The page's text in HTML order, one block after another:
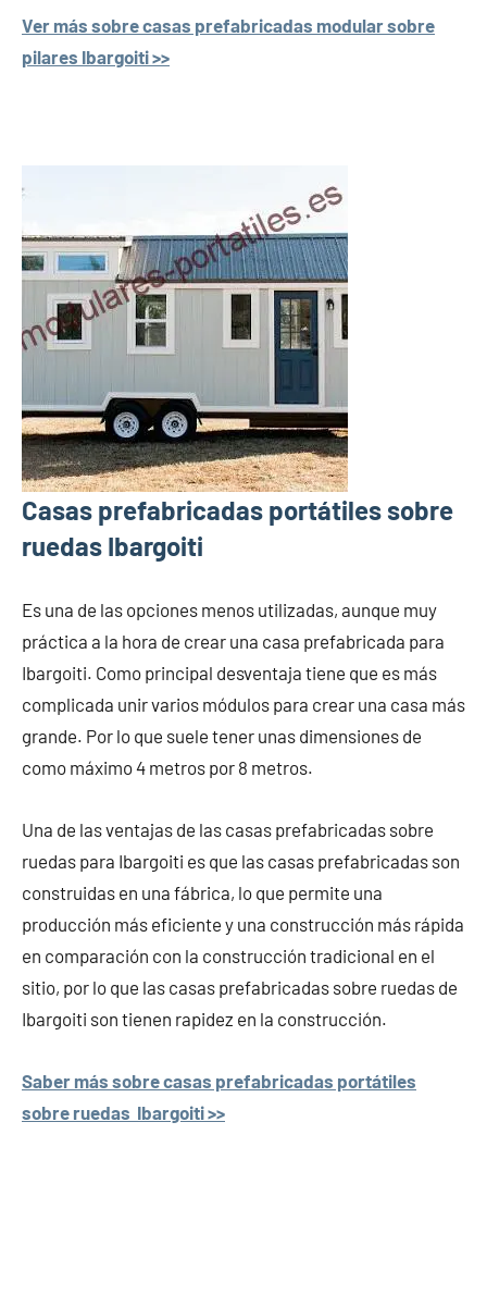
Ver más sobre casas prefabricadas modular sobre
pilares Ibargoiti >>
Casas prefabricadas portátiles sobre
ruedas Ibargoiti
Es una de las opciones menos utilizadas, aunque muy
práctica a la hora de crear una casa prefabricada para
Ibargoiti. Como principal desventaja tiene que es más
complicada unir varios módulos para crear una casa más
grande. Por lo que suele tener unas dimensiones de
como máximo 4 metros por 8 metros.
Una de las ventajas de las casas prefabricadas sobre
ruedas para Ibargoiti es que las casas prefabricadas son
construidas en una fábrica, lo que permite una
producción más eficiente y una construcción más rápida
en comparación con la construcción tradicional en el
sitio, por lo que las casas prefabricadas sobre ruedas de
Ibargoiti son tienen rapidez en la construcción.
Saber más sobre casas prefabricadas portátiles
sobre ruedas Ibargoiti >>